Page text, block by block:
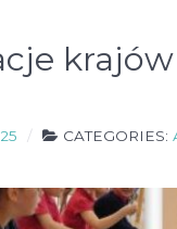
CATEGORIES: